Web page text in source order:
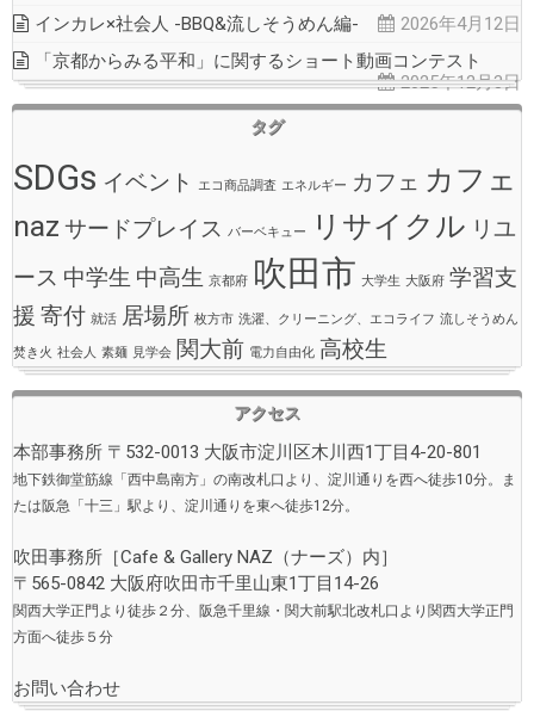
インカレ×社会人 -BBQ&流しそうめん編-
2026年4月12日
「京都からみる平和」に関するショート動画コンテスト
2025年12月3日
タグ
SDGs イベント エコ商品調査 エネルギー カフェ カフェ
naz サードプレイス バーベキュー リサイクル リユ
ース 中学生 中高生 京都府 吹田市 大学生 大阪府 学習支
援 寄付 就活 居場所 枚方市 洗濯、クリーニング、エコライフ 流しそうめん
焚き火 社会人 素麺 見学会 関大前 電力自由化 高校生
アクセス
本部事務所 〒532-0013 大阪市淀川区木川西1丁目4-20-801
地下鉄御堂筋線「西中島南方」の南改札口より、淀川通りを西へ徒歩10分。ま
たは阪急「十三」駅より、淀川通りを東へ徒歩12分。
吹田事務所［Cafe & Gallery NAZ（ナーズ） 内］
〒565-0842 大阪府吹田市千里山東1丁目14-26
関西大学正門より徒歩２分、阪急千里線・関大前駅北改札口より関西大学正門
方面へ徒歩５分
お問い合わせ